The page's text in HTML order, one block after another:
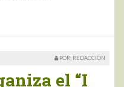
POR: REDACCIÓN
el “I